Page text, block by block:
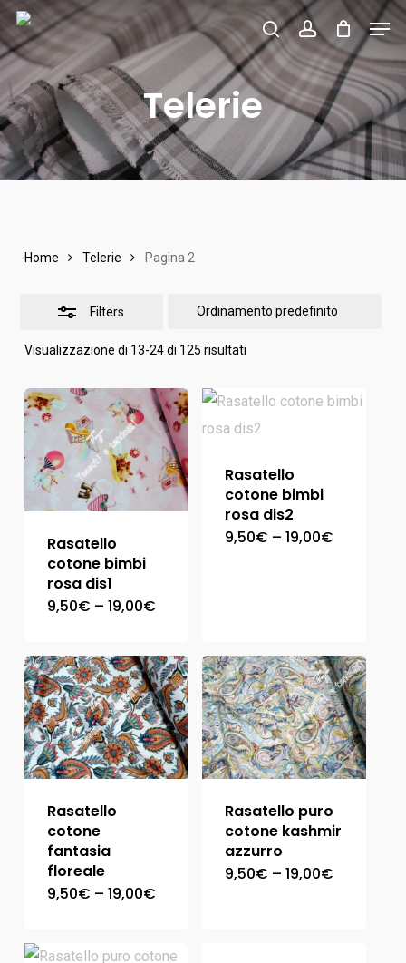
Skip
to
main
content
searchaccount
Telerie
Home Telerie Pagina 2
Filters
Visualizzazione di 13-24 di 125 risultati
Close
Filters
Rasatello
cotone bimbi
rosa dis1
9,50€ – 19,00€
Rasatello
cotone bimbi
rosa dis2
9,50€ – 19,00€
Rasatello
cotone
fantasia
floreale
9,50€ – 19,00€
Rasatello puro
cotone kashmir
azzurro
9,50€ – 19,00€